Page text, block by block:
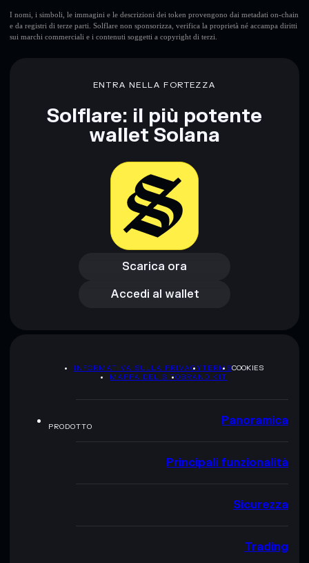
I nomi, i simboli, le immagini e le descrizioni dei token provengono dai metadati on-chain
e da registri di terze parti. Solflare non sponsorizza, verifica la proprietà né accampa diritti
sui marchi commerciali e i contenuti soggetti a copyright di terzi.
ENTRA NELLA FORTEZZA
Solflare: il più potente
wallet Solana
Scarica ora
Scarica ora
Accedi al wallet
Accedi al wallet
INFORMATIVA SULLA PRIVACYTERMSCOOKIES
MAPPA DEL SITOBRAND KIT
PRODOTTO Panoramica
Principali funzionalità
Sicurezza
Trading